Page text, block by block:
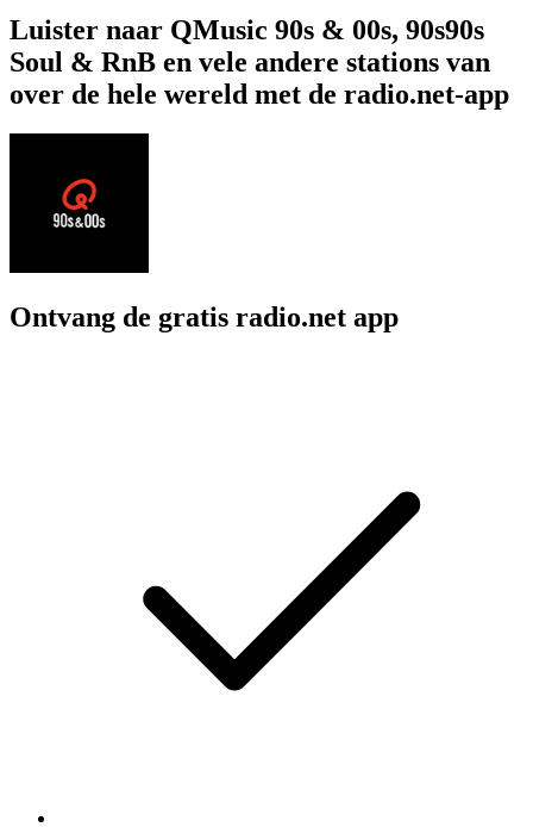
Luister naar QMusic 90s & 00s, 90s90s
Soul & RnB en vele andere stations van
over de hele wereld met de radio.net-app
Ontvang de gratis radio.net app